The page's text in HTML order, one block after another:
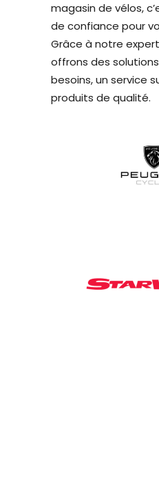
magasin de vélos,
de confiance pour
Grâce à notre
offrons des
besoins, un service
produits de qualité.